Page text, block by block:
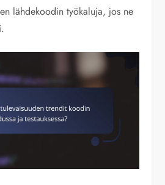
lähdekoodin työkaluja, jos ne